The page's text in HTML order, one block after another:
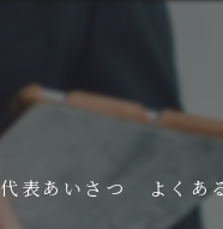
代表あいさつ よくあ